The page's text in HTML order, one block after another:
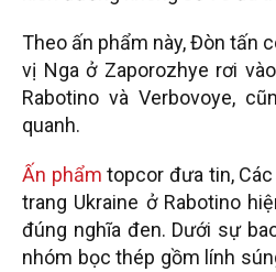
Theo ấn phẩm này, Đòn tấn
vị Nga ở Zaporozhye rơi
Rabotino và Verbovoye,
quanh.
Ấn phẩm topcor đưa tin,
trang Ukraine ở Rabotino
đúng nghĩa đen. Dưới sự
nhóm bọc thép gồm lính